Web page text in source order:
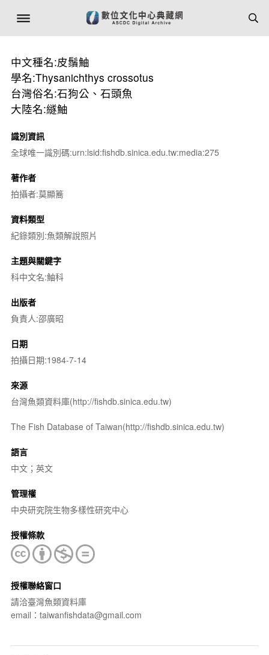
中文種名:皮鬚鮋
學名:Thysanichthys crossotus
台灣俗名:石狗公、石頭魚
大陸名:繸鮋
識別資訊
全球唯一識別碼:urn:lsid:fishdb.sinica.edu.tw:media:275
著作者
拍攝者:莫顯簥
資料類型
紀錄類別:魚類解說照片
主題與關鍵字
科中文名:鮋科
出版者
負責人:邵廣昭
日期
拍攝日期:1984-7-14
來源
台灣魚類資料庫(http://fishdb.sinica.edu.tw)
The Fish Database of Taiwan(http://fishdb.sinica.edu.tw)
語言
中文；英文
管理權
中央研究院生物多樣性研究中心
授權條款
授權聯絡窗口
請洽臺灣魚類資料庫
email：taiwanfishdata@gmail.com